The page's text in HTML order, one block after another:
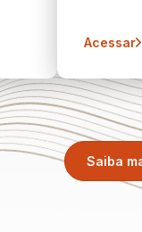
Acessar
Saiba